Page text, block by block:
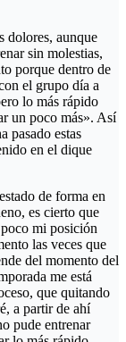
dolores, aunque
sin molestias,
porque dentro de
el grupo día a
lo más rápido
un poco más». Así
pasado estas
en el dique
de forma en
es cierto que
mi posición
las veces que
del momento del
me está
que quitando
a partir de ahí
pude entrenar